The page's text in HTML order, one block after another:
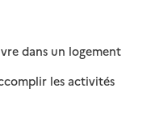
dans un logement
:
: non
les activités